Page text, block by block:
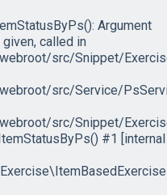
Argument
called in
src/Snippet/
src/Service/
src/Snippet/
#1 [internal